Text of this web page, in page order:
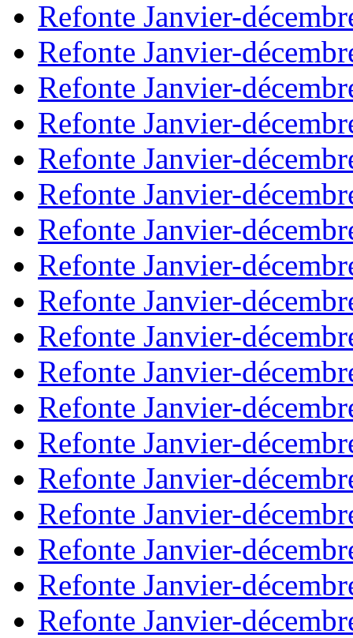
Refonte Janvier-
Refonte Janvier-
Refonte Janvier-
Refonte Janvier-
Refonte Janvier-
Refonte Janvier-
Refonte Janvier-
Refonte Janvier-
Refonte Janvier-
Refonte Janvier-
Refonte Janvier-
Refonte Janvier-
Refonte Janvier-
Refonte Janvier-
Refonte Janvier-
Refonte Janvier-
Refonte Janvier-
Refonte Janvier-